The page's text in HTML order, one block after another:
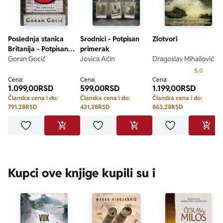
Igor Mandić
Poslednja stanica
Britanija - Potpisan
primerak
Goran Gocić
Cena:
1.099,00RSD
Članska cena i do:
791,28RSD
Dodaj u omiljeneDODAJ U KORPU
Srodnici - Potpisan
primerak
Jovica Aćin
Cena:
599,00RSD
Članska cena i do:
431,28RSD
Dodaj u omiljeneDODAJ U KORPU
Zlotvori
Dragoslav Mihailović
5.0
Cena:
1.199,00RSD
Članska cena i do:
863,28RSD
Dodaj u
Kupci ove knjige kupili su i